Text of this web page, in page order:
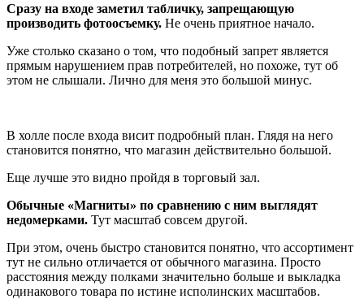
Сразу на входе заметил табличку, запрещающую
производить фотоосъемку. Не очень приятное начало.
Уже столько сказано о том, что подобный запрет является
прямым нарушением прав потребителей, но похоже, тут об
этом не слышали. Лично для меня это большой минус.
В холле после входа висит подробный план. Глядя на него
становится понятно, что магазин действительно большой.
Еще лучше это видно пройдя в торговый зал.
Обычные «Магниты» по сравнению с ним выглядят
недомерками. Тут масштаб совсем другой.
При этом, очень быстро становится понятно, что ассортимент
тут не сильно отличается от обычного магазина. Просто
расстояния между полками значительно больше и выкладка
одинакового товара по истине исполинских масштабов.